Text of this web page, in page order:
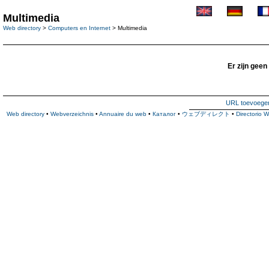
Multimedia
Web directory > Computers en Internet > Multimedia
Er zijn
URL
Web directory • Webverzeichnis • Annuaire du web • Каталог • ウェブディレクト • Directorio